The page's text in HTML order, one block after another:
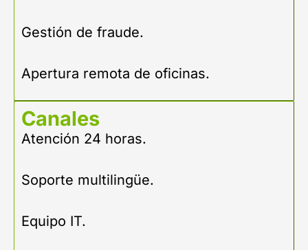
Gestión de fraude.
Apertura remota de oficinas.
Canales
Atención 24 horas.
Soporte multilingüe.
Equipo IT.